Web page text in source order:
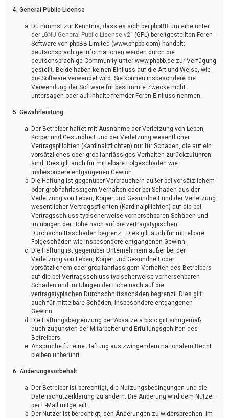
4. General Public License
Du nimmst zur Kenntnis, dass es sich bei phpBB um eine unter
der „GNU General Public License v2“ (GPL) bereitgestellten Foren-
Software von phpBB Limited (www.phpbb.com) handelt;
deutschsprachige Informationen werden durch die
deutschsprachige Community unter www.phpbb.de zur Verfügung
gestellt. Beide haben keinen Einfluss auf die Art und Weise, wie
die Software verwendet wird. Sie können insbesondere die
Verwendung der Software für bestimmte Zwecke nicht
untersagen oder auf Inhalte fremder Foren Einfluss nehmen.
5. Gewährleistung
Der Betreiber haftet mit Ausnahme der Verletzung von Leben,
Körper und Gesundheit und der Verletzung wesentlicher
Vertragspflichten (Kardinalpflichten) nur für Schäden, die auf ein
vorsätzliches oder grob fahrlässiges Verhalten zurückzuführen
sind. Dies gilt auch für mittelbare Folgeschäden wie
insbesondere entgangenen Gewinn.
Die Haftung ist gegenüber Verbrauchern außer bei vorsätzlichem
oder grob fahrlässigem Verhalten oder bei Schäden aus der
Verletzung von Leben, Körper und Gesundheit und der Verletzung
wesentlicher Vertragspflichten (Kardinalpflichten) auf die bei
Vertragsschluss typischerweise vorhersehbaren Schäden und
im übrigen der Höhe nach auf die vertragstypischen
Durchschnittsschäden begrenzt. Dies gilt auch für mittelbare
Folgeschäden wie insbesondere entgangenen Gewinn.
Die Haftung ist gegenüber Unternehmern außer bei der
Verletzung von Leben, Körper und Gesundheit oder
vorsätzlichem oder grob fahrlässigem Verhalten des Betreibers
auf die bei Vertragsschluss typischerweise vorhersehbaren
Schäden und im Übrigen der Höhe nach auf die
vertragstypischen Durchschnittsschäden begrenzt. Dies gilt
auch für mittelbare Schäden, insbesondere entgangenen
Gewinn.
Die Haftungsbegrenzung der Absätze a bis c gilt sinngemäß
auch zugunsten der Mitarbeiter und Erfüllungsgehilfen des
Betreibers.
Ansprüche für eine Haftung aus zwingendem nationalem Recht
bleiben unberührt.
6. Änderungsvorbehalt
Der Betreiber ist berechtigt, die Nutzungsbedingungen und die
Datenschutzerklärung zu ändern. Die Änderung wird dem Nutzer
per E-Mail mitgeteilt.
Der Nutzer ist berechtigt, den Änderungen zu widersprechen. Im